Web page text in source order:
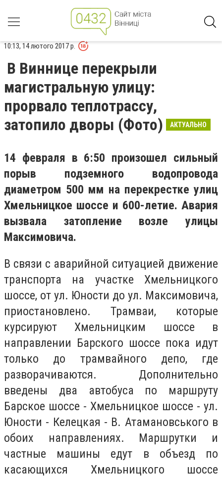
10:13, 14 лютого 2017 р.
В Виннице перекрыли
магистральную улицу:
прорвало теплотрассу,
затопило дворы (Фото)
АКТУАЛЬНО
14 февраля в 6:50 произошел сильный
порыв подземного водопровода
диаметром 500 мм на перекрестке улиц
Хмельницкое шоссе и 600-летие. Авария
вызвала затопление возле улицы
Максимовича.
В связи с аварийной ситуацией движение
транспорта на участке Хмельницкого
шоссе, от ул. Юности до ул. Максимовича,
приостановлено. Трамваи, которые
курсируют Хмельницким шоссе в
направлении Барского шоссе пока идут
только до трамвайного депо, где
разворачиваются. Дополнительно
введены два автобуса по маршруту
Барское шоссе - Хмельницкое шоссе - ул.
Юности - Келецкая - В. Атамановського в
обоих направлениях. Маршрутки и
частные машины едут в объезд по
касающихся Хмельницкого шоссе